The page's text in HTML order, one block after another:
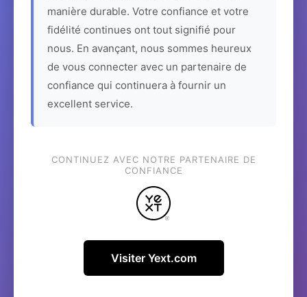
manière durable. Votre confiance et votre
fidélité continues ont tout signifié pour
nous. En avançant, nous sommes heureux
de vous connecter avec un partenaire de
confiance qui continuera à fournir un
excellent service.
CONTINUEZ AVEC NOTRE PARTENAIRE DE
CONFIANCE
Visiter Yext.com